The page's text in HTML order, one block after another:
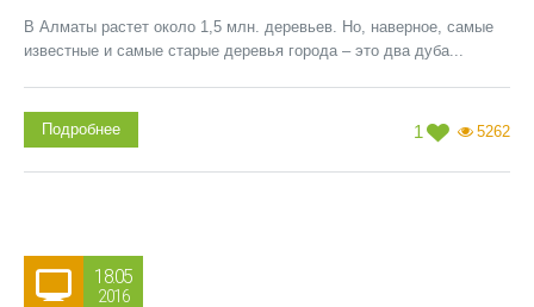
В Алматы растет около 1,5 млн. деревьев. Но, наверное, самые
известные и самые старые деревья города – это два дуба...
1 5262
Подробнее
18.05
2016